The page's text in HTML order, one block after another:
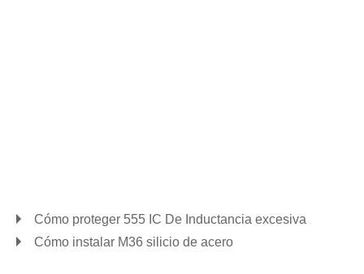
Cómo proteger 555 IC De Inductancia excesiva
Cómo instalar M36 silicio de acero